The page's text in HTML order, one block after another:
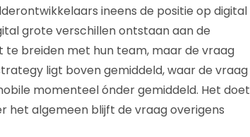
ineens de positie op digital
grote verschillen ontstaan aan de
te breiden met hun team, maar de vraag
ligt boven gemiddeld, waar de vraag
momenteel ónder gemiddeld. Het doet
het algemeen blijft de vraag overigens